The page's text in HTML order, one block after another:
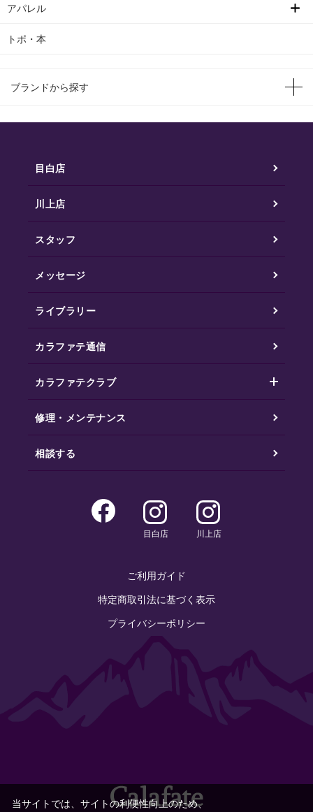
アパレル
トポ・本
ブランドから探す
目白店
川上店
スタッフ
メッセージ
ライブラリー
カラファテ通信
カラファテクラブ
修理・メンテナンス
相談する
目白店 川上店
ご利用ガイド
特定商取引法に基づく表示
プライバシーポリシー
当サイトでは、サイトの利便性向上のため、